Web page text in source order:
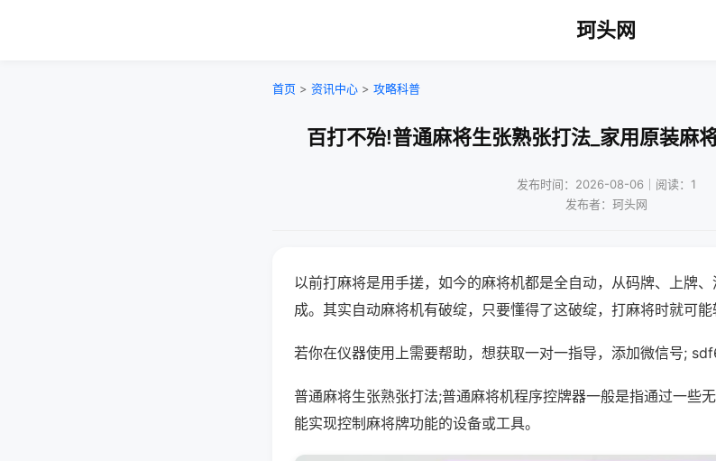
珂头网
首页 > 资讯中心 > 攻略科普
百打不殆!普通麻将生张熟张打法_家用原装麻
发布时间：2026-08-06｜阅读：1
发布者：珂头网
以前打麻将是用手搓，如今的麻将机都是全自动，从码牌、上牌
成。其实自动麻将机有破绽，只要懂得了这破绽，打麻将时就可能
若你在仪器使用上需要帮助，想获取一对一指导，添加微信号;
普通麻将生张熟张打法;普通麻将机程序控牌器一般是指通过一些
能实现控制麻将牌功能的设备或工具。